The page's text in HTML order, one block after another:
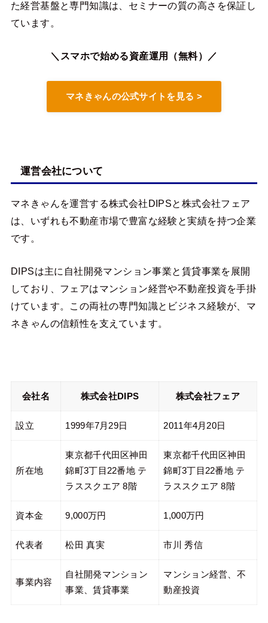
た経営基盤と専門知識は、セミナーの質の高さを保証し
ています。
＼スマホで始める資産運用（無料）／
マネきゃんの公式サイトを見る >
運営会社について
マネきゃんを運営する株式会社DIPSと株式会社フェア
は、いずれも不動産市場で豊富な経験と実績を持つ企業
です。
DIPSは主に自社開発マンション事業と賃貸事業を展開
しており、フェアはマンション経営や不動産投資を手掛
けています。この両社の専門知識とビジネス経験が、マ
ネきゃんの信頼性を支えています。
会社名 株式会社DIPS 株式会社フェア
設立 1999年7月29日 2011年4月20日
所在地
東京都千代田区神田
錦町3丁目22番地 テ
ラススクエア 8階
東京都千代田区神田
錦町3丁目22番地 テ
ラススクエア 8階
資本金 9,000万円 1,000万円
代表者 松田 真実 市川 秀信
事業内容
自社開発マンション
事業、賃貸事業
マンション経営、不
動産投資